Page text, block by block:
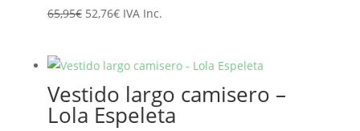
65,95€ El
era:
65,95€.
52,76€El
es:
52,76€.
IVA Inc.
Vestido largo camisero –
Lola Espeleta